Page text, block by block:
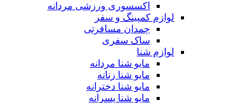
اکسسوری ورزشی مردانه
لوازم کمپینگ و سفر
چمدان مسافرتی
ساک سفری
لوازم شنا
مایو شنا مردانه
مایو شنا زنانه
مایو شنا دخترانه
مایو شنا پسرانه